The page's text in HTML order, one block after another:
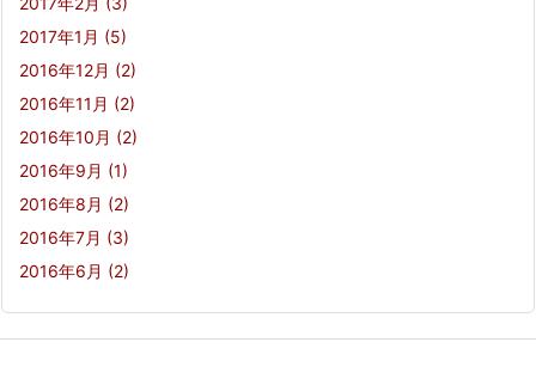
2017年1月 (5)
2016年12月 (2)
2016年11月 (2)
2016年10月 (2)
2016年9月 (1)
2016年8月 (2)
2016年7月 (3)
2016年6月 (2)